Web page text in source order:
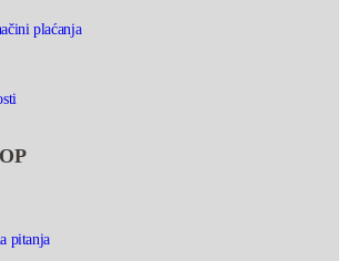
plaćanja
pitanja